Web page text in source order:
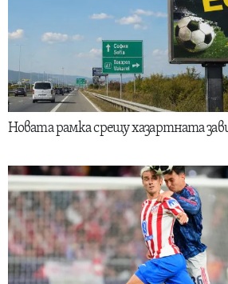
Новата рамка срещу хазартната